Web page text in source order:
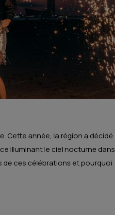
Cette année, la région a décidé
illuminant le ciel nocturne dans
de ces célébrations et pourquoi